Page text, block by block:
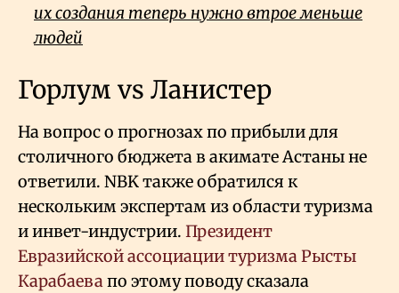
их создания теперь нужно втрое меньше
людей
Горлум vs Ланистер
На вопрос о прогнозах по прибыли для
столичного бюджета в акимате Астаны не
ответили. NBK также обратился к
нескольким экспертам из области туризма
и инвет-индустрии. Президент
Евразийской ассоциации туризма Рысты
Карабаевапо этому поводу сказала